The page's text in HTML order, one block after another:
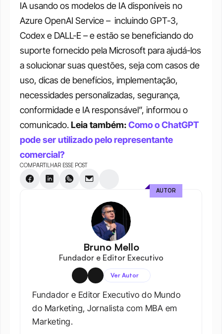
IA usando os modelos de IA disponíveis no
Azure OpenAI Service –  incluindo GPT-3,
Codex e DALL-E – e estão se beneficiando do
suporte fornecido pela Microsoft para ajudá-los
a solucionar suas questões, seja com casos de
uso, dicas de benefícios, implementação,
necessidades personalizadas, segurança,
conformidade e IA responsável”, informou o
comunicado.Leia também: Como o ChatGPT
pode ser utilizado pelo representante
comercial?
COMPARTILHAR ESSE POST
Bruno Mello
Fundador e Editor Executivo
Ver Autor
Fundador e Editor Executivo do Mundo
do Marketing, Jornalista com MBA em
Marketing.
AUTOR